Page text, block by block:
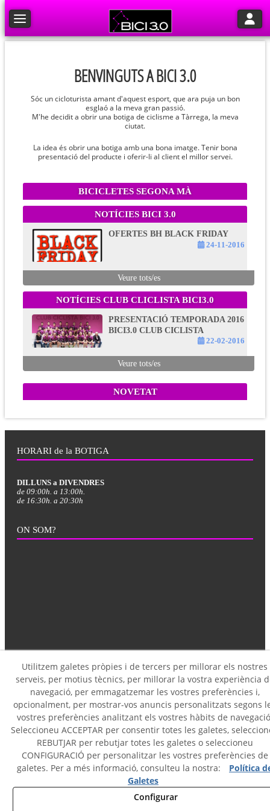
Toggle navigation Toggle
BENVINGUTS A BICI 3.0
Sóc un cicloturista amant d'aquest esport, que ara puja un bon
esglaó a la meva gran passió.
M'he decidit a obrir una botiga de ciclisme a Tàrrega, la meva
ciutat.
La idea és obrir una botiga amb una bona imatge. Tenir bona
presentació del producte i oferir-li al client el millor servei.
BICICLETES SEGONA MÀ
NOTÍCIES BICI 3.0
OFERTES BH BLACK FRIDAY
24-11-2016
Veure tots/es
NOTÍCIES CLUB CLICLISTA BICI3.0
PRESENTACIÓ TEMPORADA 2016
BICI3.0 CLUB CICLISTA
22-02-2016
Veure tots/es
NOVETAT
HORARI de la BOTIGA
DILLUNS a DIVENDRES
de 09:00h. a 13:00h.
de 16:30h. a 20:30h
ON SOM?
© 08/2026 BICI 3.0 - Tots els drets reservats.
Política de Privacitat
Política de Cookies
Avís Legal
Utilitzem galetes pròpies i de tercers per millorar els nostres
serveis, per motius tècnics, per millorar la vostra experiència
navegació, per emmagatzemar les vostres preferències i,
opcionalment, per mostrar-vos anuncis personalitzats segons
vostres preferències analitzant els vostres hàbits de
Seleccioneu ACCEPTAR per consentir totes les galetes,
REBUTJAR per rebutjar totes les galetes o seleccioneu
CONFIGURACIÓ per personalitzar les vostres preferències de
galetes. Per a més informació, consulteu la nostra:
Política
Galetes
Configurar